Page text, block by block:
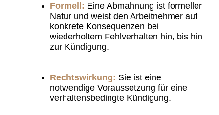
Formell: Eine Abmahnung ist formeller
Natur und weist den Arbeitnehmer auf
konkrete Konsequenzen bei
wiederholtem Fehlverhalten hin, bis hin
zur Kündigung.
Rechtswirkung: Sie ist eine
notwendige Voraussetzung für eine
verhaltensbedingte Kündigung.